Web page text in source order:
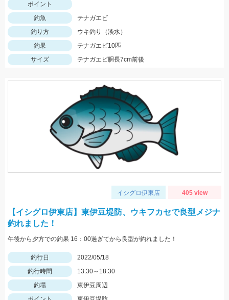
ポイント
釣魚
テナガエビ
釣り方
ウキ釣り（淡水）
釣果
テナガエビ10匹
サイズ
テナガエビ胴長7cm前後
イシグロ伊東店 405 view
【イシグロ伊東店】東伊豆堤防、ウキフカセで良型メジナ
釣れました！
午後から夕方での釣果 16：00過ぎてから良型が釣れました！
釣行日
2022/05/18
釣行時間
13:30～18:30
釣場
東伊豆周辺